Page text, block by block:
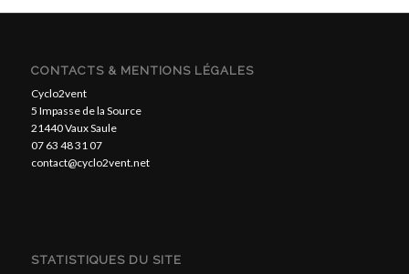
CONTACTS & MENTIONS LÉGALES
Cyclo2vent
5 Impasse de la Source
21440 Vaux Saule
07 63 48 31 07
contact@cyclo2vent.net
STATISTIQUES DU SITE